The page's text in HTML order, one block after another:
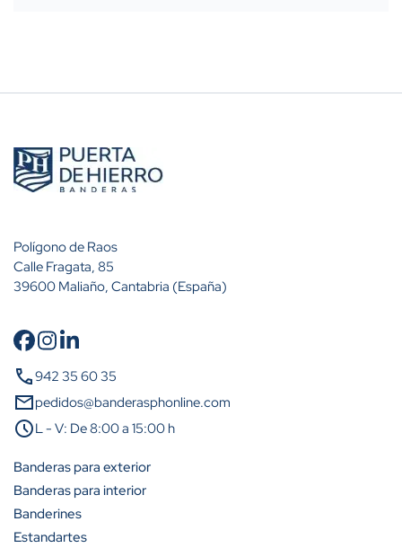
Cantidad
A partir de 2 unidades
A partir de 5 unidades
A partir de 10 unidades
A partir de 25 unidades
Polígono de Raos
Calle Fragata, 85
39600 Maliaño, Cantabria (España)
call942 35 60 35
mailpedidos@banderasphonline.com
scheduleL - V: De 8:00 a 15:00 h
Banderas para exterior
Banderas para interior
Banderines
Estandartes